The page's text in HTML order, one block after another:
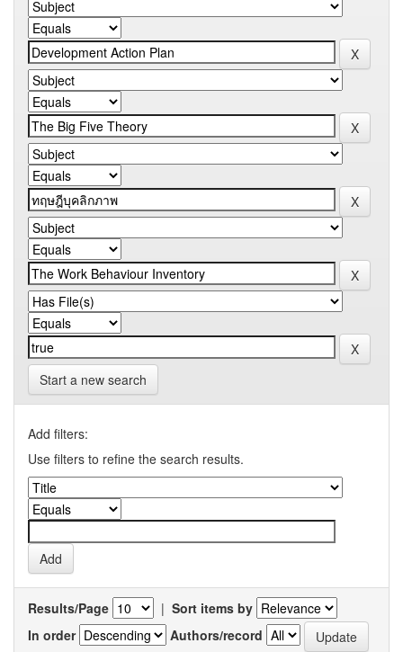
Start a new search
Add filters:
Use filters to refine the search results.
Results/Page | Sort items by
In order
Authors/record